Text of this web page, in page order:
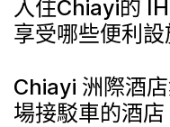
入住Chiayi的
享受哪些便利設
Chiayi 洲際酒
場接駁車的酒店